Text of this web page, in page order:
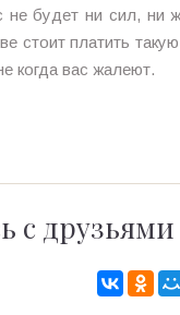
не будет ни сил, ни
стоит платить
когда вас жалеют.
с